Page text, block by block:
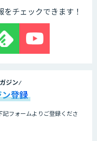
チェックできます！
ジン
登録
フォームよりご登録くださ